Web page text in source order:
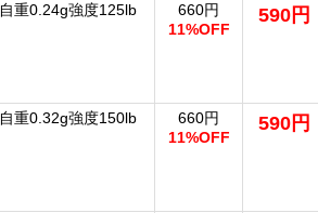
自重0.24g強度125lb
660円
11%OFF
590円
自重0.32g強度150lb
660円
11%OFF
590円